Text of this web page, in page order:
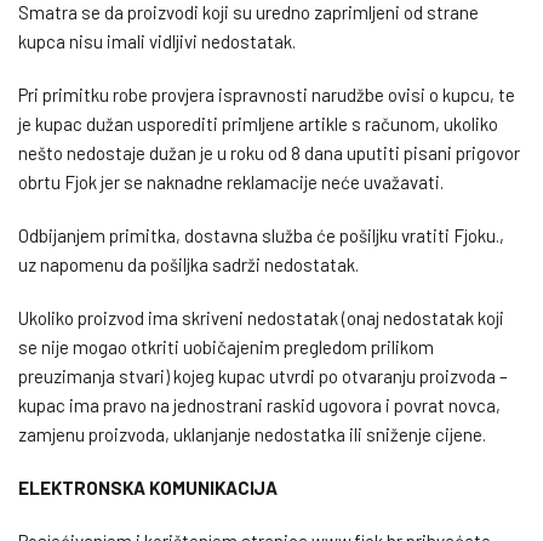
Smatra se da proizvodi koji su uredno zaprimljeni od strane
kupca nisu imali vidljivi nedostatak.
Pri primitku robe provjera ispravnosti narudžbe ovisi o kupcu, te
je kupac dužan usporediti primljene artikle s računom, ukoliko
nešto nedostaje dužan je u roku od 8 dana uputiti pisani prigovor
obrtu Fjok jer se naknadne reklamacije neće uvažavati.
Odbijanjem primitka, dostavna služba će pošiljku vratiti Fjoku.,
uz napomenu da pošiljka sadrži nedostatak.
Ukoliko proizvod ima skriveni nedostatak (onaj nedostatak koji
se nije mogao otkriti uobičajenim pregledom prilikom
preuzimanja stvari) kojeg kupac utvrdi po otvaranju proizvoda –
kupac ima pravo na jednostrani raskid ugovora i povrat novca,
zamjenu proizvoda, uklanjanje nedostatka ili sniženje cijene.
ELEKTRONSKA KOMUNIKACIJA